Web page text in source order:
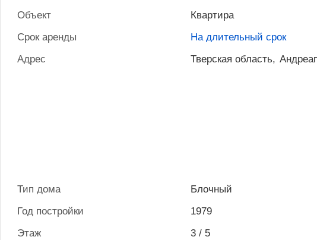
Объект
Квартира
Срок аренды
На длительный срок
Адрес
Тверская область,
Тип дома
Блочный
Год постройки
1979
Этаж
3 / 5